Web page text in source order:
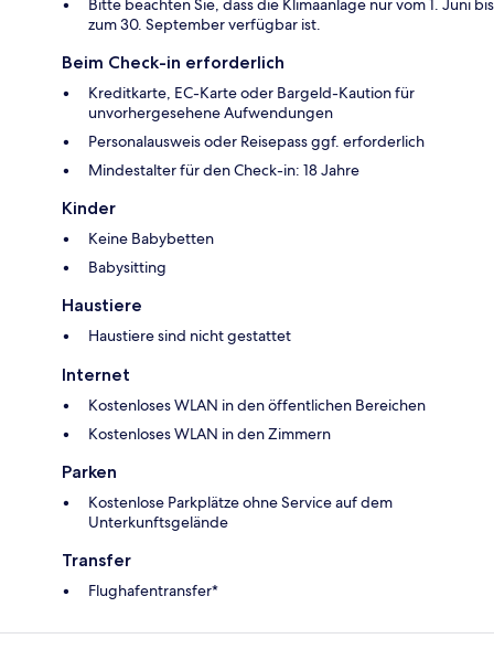
Bitte beachten Sie, dass die Klimaanlage nur vom 1. Juni bis
zum 30. September verfügbar ist.
Beim Check-in erforderlich
Kreditkarte, EC-Karte oder Bargeld-Kaution für
unvorhergesehene Aufwendungen
Personalausweis oder Reisepass ggf. erforderlich
Mindestalter für den Check-in: 18 Jahre
Kinder
Keine Babybetten
Babysitting
Haustiere
Haustiere sind nicht gestattet
Internet
Kostenloses WLAN in den öffentlichen Bereichen
Kostenloses WLAN in den Zimmern
Parken
Kostenlose Parkplätze ohne Service auf dem
Unterkunftsgelände
Transfer
Flughafentransfer*